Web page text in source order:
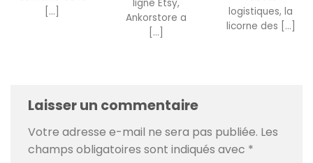
[...]
ligne Etsy,
Ankorstore a
[...]
logistiques, la
licorne des [...]
Laisser un commentaire
Votre adresse e-mail ne sera pas publiée. Les
champs obligatoires sont indiqués avec *